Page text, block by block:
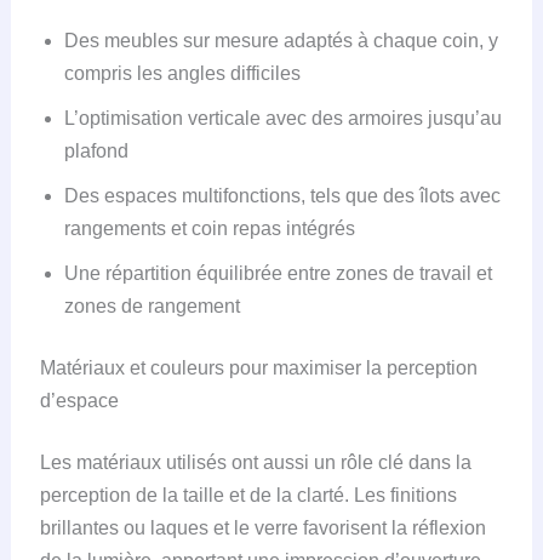
Des meubles sur mesure adaptés à chaque coin, y
compris les angles difficiles
L’optimisation verticale avec des armoires jusqu’au
plafond
Des espaces multifonctions, tels que des îlots avec
rangements et coin repas intégrés
Une répartition équilibrée entre zones de travail et
zones de rangement
Matériaux et couleurs pour maximiser la perception
d’espace
Les matériaux utilisés ont aussi un rôle clé dans la
perception de la taille et de la clarté. Les finitions
brillantes ou laques et le verre favorisent la réflexion